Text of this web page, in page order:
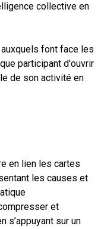
collective en
font face les
participant d'ouvrir
de son activité en
en lien les cartes
les causes et
et
s’appuyant sur un